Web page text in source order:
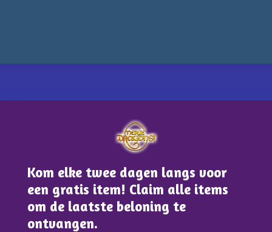
Kom elke twee dagen langs voor
een gratis item! Claim alle items
om de laatste beloning te
ontvangen.